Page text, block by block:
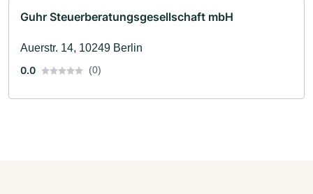
Guhr Steuerberatungsgesellschaft mbH
Auerstr. 14, 10249 Berlin
0.0
(0)